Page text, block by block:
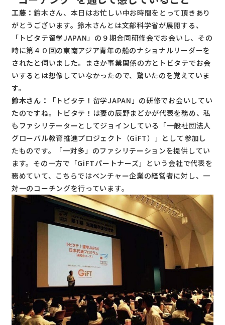
工藤：鈴木さん、本日はお忙しい中お時間をとって頂きあり
がとうございます。鈴木さんとは文部科学省が展開する、
「トビタテ留学JAPAN」の９期合同研修会でお会いし、その
時に第４０回の東南アジア青年の船のナショナルリーダーを
されたと伺いました。まさか事業関係の方とトビタテでお会
いするとは想像していなかったので、驚いたのを覚えていま
す。
鈴木さん：「 トビタテ！留学JAPAN」の研修でお会いしてい
たのですね。トビタテ！は妻の辰野まどかが代表を務め、私
もファシリテーターとしてジョインしている「一般社団法人
グローバル教育推進プロジェクト（GiFT）」として参加し
たものです。「一対多」のファシリテーションを提供してい
ます。その一方で「GiFTパートナーズ」という会社で代表を
務めていて、こちらではベンチャー企業の経営者に対し、一
対一のコーチングを行っています。